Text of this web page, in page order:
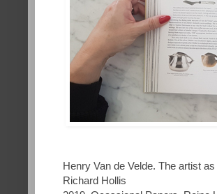
Henry Van de Velde. The artist
Richard Hollis